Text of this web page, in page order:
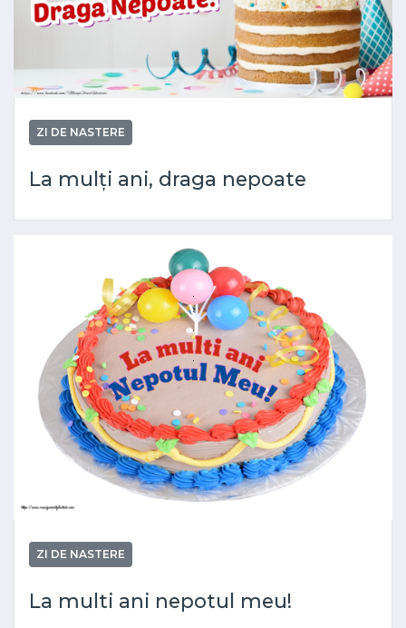
ZI DE NASTERE
La mulți ani, draga nepoate
ZI DE NASTERE
La multi ani nepotul meu!